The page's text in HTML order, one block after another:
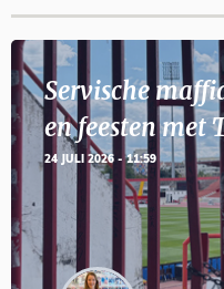
Servische
en feesten met
24 JULI 2026 - 11:59